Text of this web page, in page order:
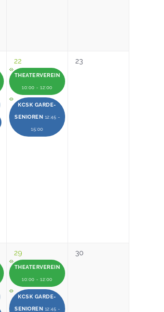
22
THEATERVEREIN
10:00 - 12:00
KCSK GARDE-
SENIOREN 12:45 -
15:00
23
29
THEATERVEREIN
10:00 - 12:00
KCSK GARDE-
SENIOREN 12:45 -
30